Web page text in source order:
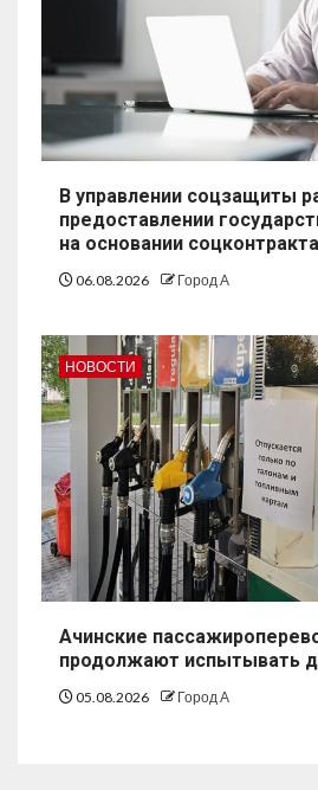
В управлении соцзащиты
предоставлении
на основании
06.08.2026 Город А
НОВОСТИ
Ачинские
продолжают испытывать
05.08.2026 Город А